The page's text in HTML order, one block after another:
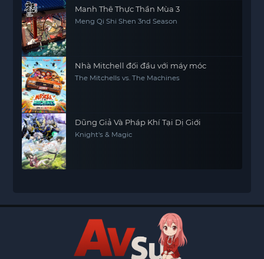
Manh Thê Thực Thần Mùa 3
Meng Qi Shi Shen 3nd Season
Nhà Mitchell đối đầu với máy móc
The Mitchells vs. The Machines
Dũng Giả Và Pháp Khí Tại Dị Giới
Knight's & Magic